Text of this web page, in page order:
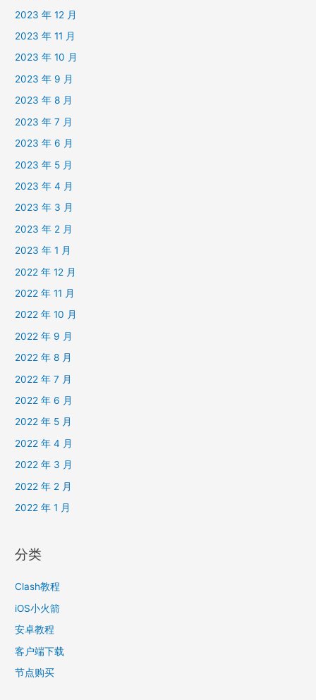
2023 年 12 月
2023 年 11 月
2023 年 10 月
2023 年 9 月
2023 年 8 月
2023 年 7 月
2023 年 6 月
2023 年 5 月
2023 年 4 月
2023 年 3 月
2023 年 2 月
2023 年 1 月
2022 年 12 月
2022 年 11 月
2022 年 10 月
2022 年 9 月
2022 年 8 月
2022 年 7 月
2022 年 6 月
2022 年 5 月
2022 年 4 月
2022 年 3 月
2022 年 2 月
2022 年 1 月
分类
Clash教程
iOS小火箭
安卓教程
客户端下载
节点购买